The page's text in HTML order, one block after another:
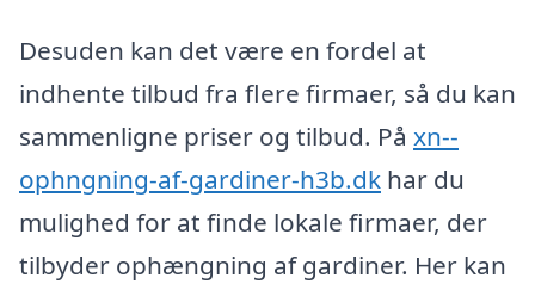
Desuden kan det være en fordel at
indhente tilbud fra flere firmaer, så du kan
sammenligne priser og tilbud. På xn--
ophngning-af-gardiner-h3b.dk har du
mulighed for at finde lokale firmaer, der
tilbyder ophængning af gardiner. Her kan